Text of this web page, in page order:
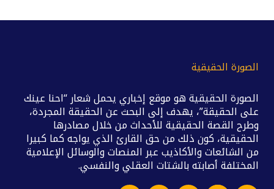
الصورة الحقيقية
الصورة الحقيقية هو موقع إخباري يحمل شعار “احنا عينك
على الحقيقة”، يهدف إلى البحث عن الحقيقة المجردة،
وطرح القصة الحقيقية للأحداث من خلال مصادرها
الحقيقية، كون ذلك من حق القارئ الذي يواجه كما كبيرا
من الشائعات والأكاذيب عبر المنصات والوسائل الإعلامية
المختلفة أصابته بالشتات العقلي والنفسي.